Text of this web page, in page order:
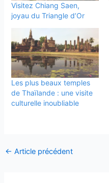
Visitez Chiang Saen,
joyau du Triangle d’Or
Les plus beaux temples
de Thaïlande : une visite
culturelle inoubliable
← Article précédent